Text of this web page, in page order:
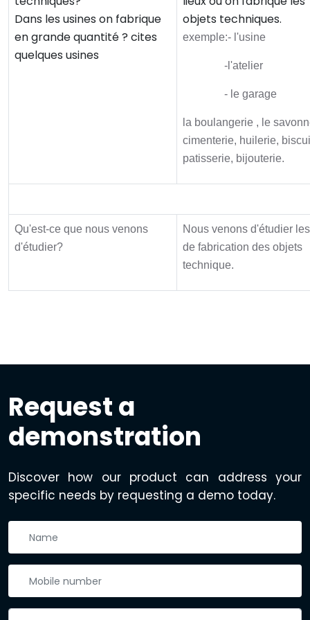
Dans les usines on fabrique
en grande quantité ? cites
quelques usines
objets techniques.
exemple:- l'usine
-l'atelier
- le garage
la boulangerie , le
cimenterie, huilerie,
patisserie, bijouterie.
Qu'est-ce que nous venons
d'étudier?
Nous venons d'étudier
de fabrication des objets
technique.
Request a
demonstration
Discover how our product can address your
specific needs by requesting a demo today.